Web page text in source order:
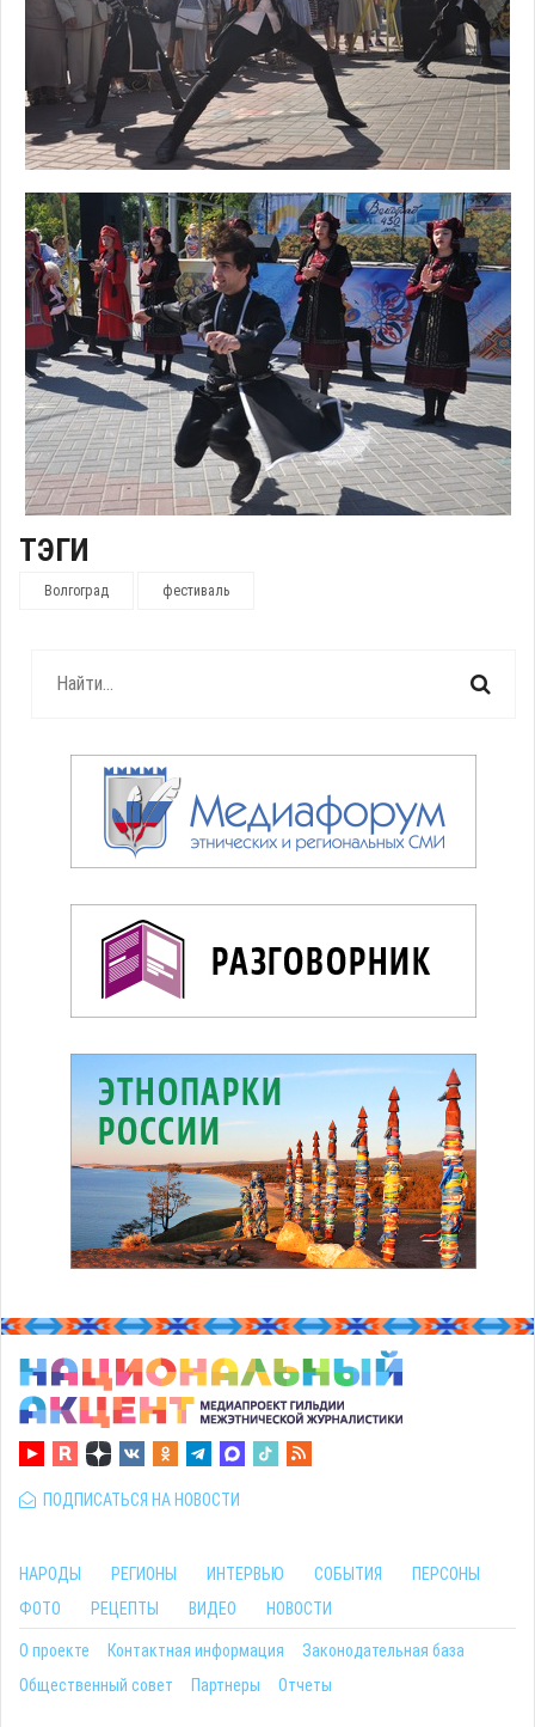
ТЭГИ
Волгоград фестиваль
ПОДПИСАТЬСЯ НА НОВОСТИ
НАРОДЫ РЕГИОНЫ ИНТЕРВЬЮ СОБЫТИЯ
ПЕРСОНЫ
ФОТО
РЕЦЕПТЫ ВИДЕО НОВОСТИ
О проекте Контактная информация
Законодательная база
Общественный совет
Партнеры Отчеты